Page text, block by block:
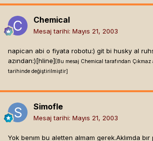
Chemical
Mesaj tarihi: Mayıs 21, 2003
napican abi o fiyata robotu:) git bi husky al
azından:)[hline] [Bu mesaj Chemical tarafından Çıkmaz
tarihinde değiştirilmiştir]
Simofle
Mesaj tarihi: Mayıs 21, 2003
Yok benım bu aletten almam gerek.Aklımda bır